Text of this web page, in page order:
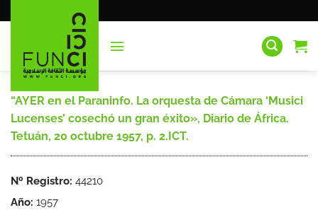
al
“AYER en el Paraninfo. La orquesta de Cámara ‘Musici
Lucenses’ cosechó un gran éxito», Diario de África.
Tetuán, 20 octubre 1957, p. 2.ICT.
Nº Registro: 44210
Año: 1957